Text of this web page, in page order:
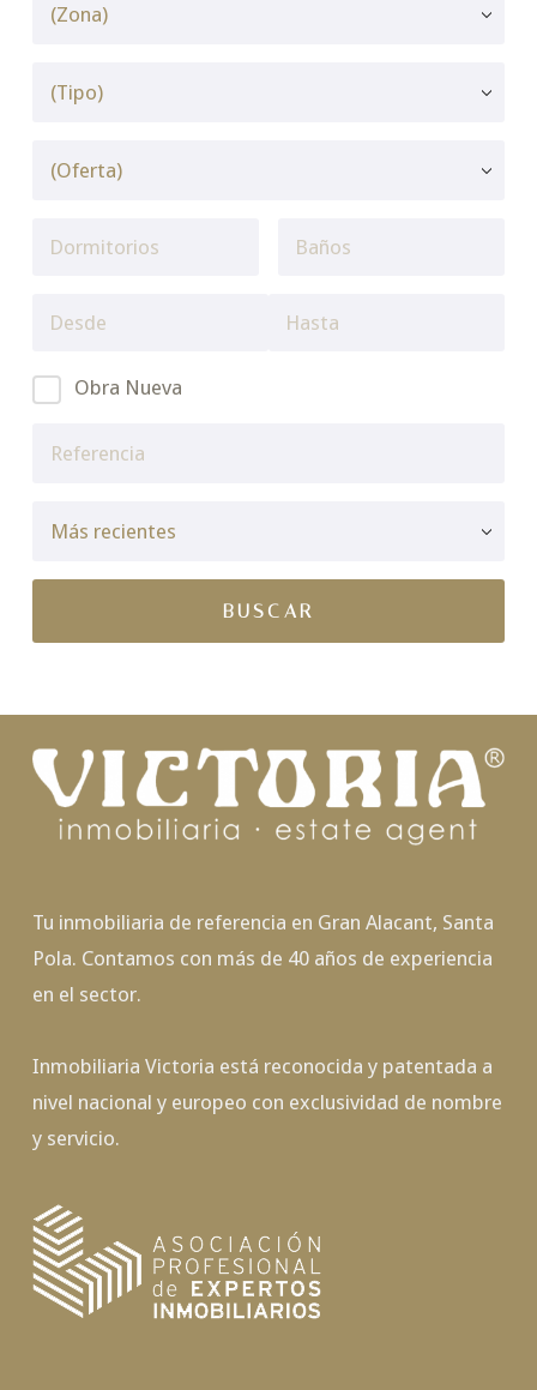
Obra Nueva
Tu inmobiliaria de referencia en Gran Alacant, Santa
Pola. Contamos con más de 40 años de experiencia
en el sector.
Inmobiliaria Victoria está reconocida y patentada a
nivel nacional y europeo con exclusividad de nombre
y servicio.